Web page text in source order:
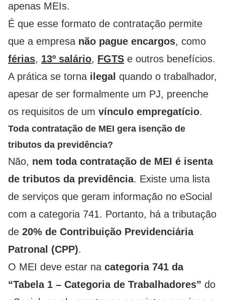
apenas MEIs.
É que esse formato de contratação permite
que a empresa não pague encargos, como
férias, 13º salário, FGTS e outros benefícios.
A prática se torna ilegal quando o trabalhador,
apesar de ser formalmente um PJ, preenche
os requisitos de um vínculo empregatício.
Toda contratação de MEI gera isenção de
tributos da previdência?
Não, nem toda contratação de MEI é isenta
de tributos da previdência. Existe uma lista
de serviços que geram informação no eSocial
com a categoria 741. Portanto, há a tributação
de 20% de Contribuição Previdenciária
Patronal (CPP).
O MEI deve estar na categoria 741 da
“Tabela 1 – Categoria de Trabalhadores” do